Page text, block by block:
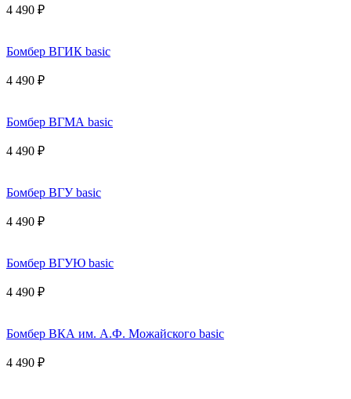
4 490 ₽
Бомбер ВГИК basic
4 490 ₽
Бомбер ВГМА basic
4 490 ₽
Бомбер ВГУ basic
4 490 ₽
Бомбер ВГУЮ basic
4 490 ₽
Бомбер ВКА им. А.Ф. Можайского basic
4 490 ₽